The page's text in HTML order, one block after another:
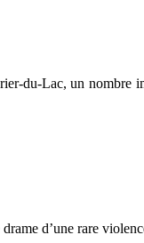
du-Lac, un nombre
d’une rare